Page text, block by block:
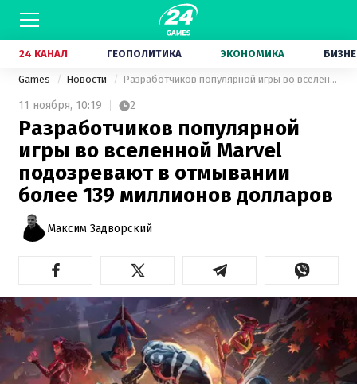
24 КАНАЛ ГЕОПОЛИТИКА ЭКОНОМИКА
Games Новости Разработчиков популярной игры во вселенной Marvel подозревают в отмывании более 139 миллионов долларов
11 ноября, 10:19 2
Разработчиков популярной
игры во вселенной Marvel
подозревают в отмывании
более 139 миллионов долларов
Максим Задворский